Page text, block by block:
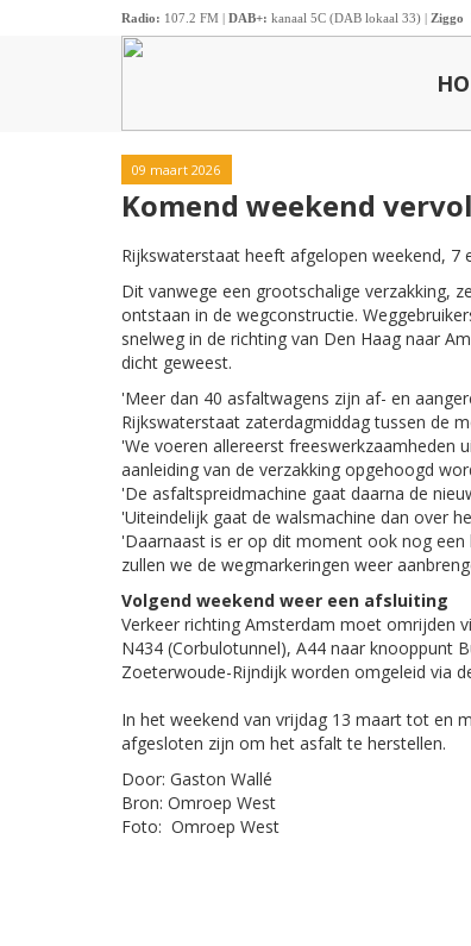
Radio: 107.2 FM | DAB+: kanaal 5C (DAB lokaal 33) | Ziggo
09 maart 2026
Komend weekend
Rijkswaterstaat heeft afgelopen weekend,
Dit vanwege een grootschalige verzakking,
ontstaan in de wegconstructie.
snelweg in de richting van Den Haag naar
dicht geweest.
'Meer dan 40 asfaltwagens zijn af- en
Rijkswaterstaat zaterdagmiddag tussen de
'We voeren allereerst
aanleiding van de verzakking opgehoogd
'De asfaltspreidmachine gaat daarna de
'Uiteindelijk gaat de walsmachine dan over
'Daarnaast is er op dit moment ook nog
zullen we de wegmarkeringen weer
Volgend weekend weer een afsluiting
Verkeer richting Amsterdam moet omrijden
N434 (Corbulotunnel), A44 naar knooppunt
Zoeterwoude-Rijndijk worden omgeleid via
In het weekend van vrijdag 13 maart tot en
afgesloten zijn om het asfalt te herstellen.
Door: Gaston Wallé
Bron: Omroep West
Foto: Omroep West